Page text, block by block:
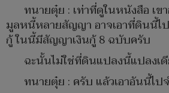
ทนายตุ๋ย : เท่าที่ดูในหนังสือ เ
มูลหนี้หลายสัญญา อาจเอาที่ดินนี้ไ
กู้ ในนี้มีสัญญาเงินกู้ 8 ฉบับครับ
ฉะนั้นไม่ใช่ที่ดินแปลงนี้แปลงเดี
ทนายตุ๋ย : ครับ แล้วเอาอันนี้ไป